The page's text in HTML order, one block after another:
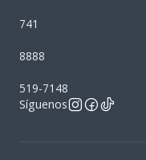
741
8888
519-7148
Síguenos